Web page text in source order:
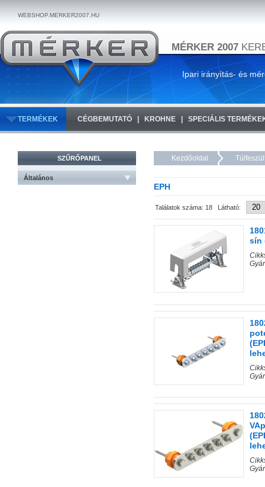
WEBSHOP.MERKER2007.HU
MÉRKER 2007
Ipari irányítás- és
TERMÉKEK CÉGBEMUTATÓ KROHNE SPECIÁLIS
Kezdőoldal
EPH
Találatok száma: 18 Látható:
sín
SZŰRŐPANEL
Általános